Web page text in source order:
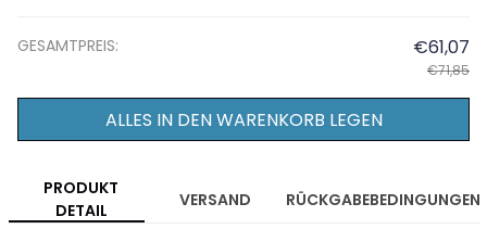
GESAMTPREIS: €61,07
€71,85
ALLES IN DEN WARENKORB LEGEN
PRODUKT
DETAIL
VERSAND RÜCKGABEBEDINGUNGEN